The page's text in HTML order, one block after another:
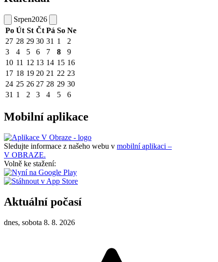
Srpen2026
Po Út St Čt Pá So Ne
27 28 29 30 31 1
2
3
4 5 6 7 8
9
10 11 12 13 14 15 16
17 18 19 20 21 22 23
24 25 26 27 28 29 30
31 1 2 3 4 5 6
Mobilní aplikace
Sledujte informace z našeho webu v mobilní aplikaci –
V OBRAZE.
Volně ke stažení:
Aktuální počasí
dnes, sobota 8. 8. 2026